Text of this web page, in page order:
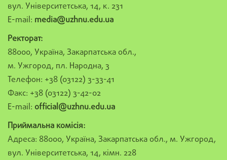
вул. Університетська, 14, к. 231
E-mail: media@uzhnu.edu.ua
Ректорат:
88000, Україна, Закарпатська обл.,
м. Ужгород, пл. Народна, 3
Телефон: +38 (03122) 3-33-41
Факс: +38 (03122) 3-42-02
E-mail: official@uzhnu.edu.ua
Приймальна комісія:
Адреса: 88000, Україна, Закарпатська обл., м. Ужгород,
вул. Університетська, 14, кімн. 228